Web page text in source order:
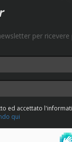
per
ed accettato
qui